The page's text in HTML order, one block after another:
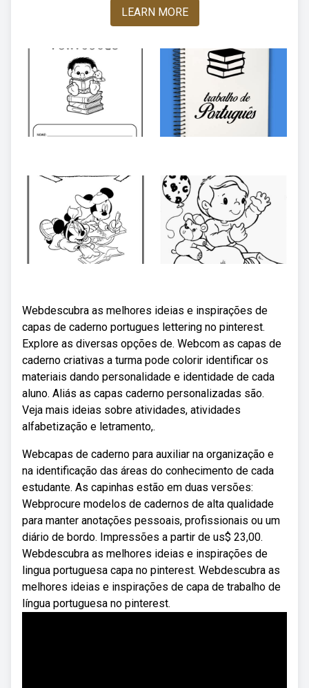
LEARN MORE
Webdescubra as melhores ideias e inspirações de
capas de caderno portugues lettering no pinterest.
Explore as diversas opções de. Webcom as capas de
caderno criativas a turma pode colorir identificar os
materiais dando personalidade e identidade de cada
aluno. Aliás as capas caderno personalizadas são.
Veja mais ideias sobre atividades, atividades
alfabetização e letramento,.
Webcapas de caderno para auxiliar na organização e
na identificação das áreas do conhecimento de cada
estudante. As capinhas estão em duas versões:
Webprocure modelos de cadernos de alta qualidade
para manter anotações pessoais, profissionais ou um
diário de bordo. Impressões a partir de us$ 23,00.
Webdescubra as melhores ideias e inspirações de
lingua portuguesa capa no pinterest. Webdescubra as
melhores ideias e inspirações de capa de trabalho de
língua portuguesa no pinterest.